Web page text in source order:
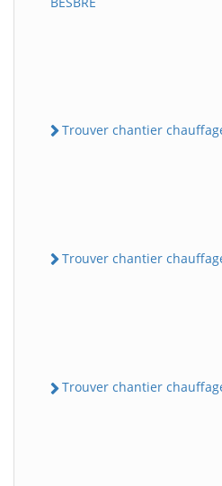
Trouver chantier
Trouver chantier
Trouver chantier